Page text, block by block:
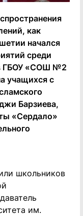
как
начался
среди
ГБОУ «СОШ №2
учащихся с
Барзиева,
«Сердало»
школьников
им.